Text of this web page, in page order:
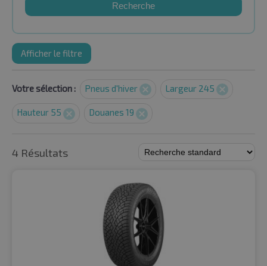
Recherche
Afficher le filtre
Votre sélection : Pneus d'hiver Largeur 245
Hauteur 55 Douanes 19
4 Résultats